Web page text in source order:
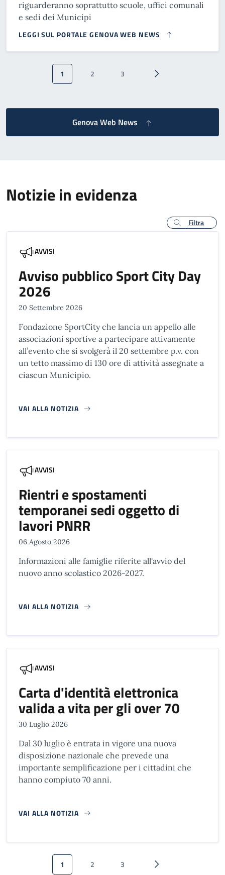
riguarderanno soprattutto scuole, uffici comunali
e sedi dei Municipi
LEGGI SUL PORTALE GENOVA WEB NEWS
Paginazione
Pagina attuale
1 Pagina
2 Pagina
3 Pagina successiva
Genova Web News
Notizie in evidenza
Filtra
AVVISI
Avviso pubblico Sport City Day
2026
20 Settembre 2026
Fondazione SportCity che lancia un appello alle
associazioni sportive a partecipare attivamente
all’evento che si svolgerà il 20 settembre p.v. con
un tetto massimo di 130 ore di attività assegnate a
ciascun Municipio.
VAI ALLA NOTIZIA
AVVISI
Rientri e spostamenti
temporanei sedi oggetto di
lavori PNRR
06 Agosto 2026
Informazioni alle famiglie riferite all'avvio del
nuovo anno scolastico 2026-2027.
VAI ALLA NOTIZIA
AVVISI
Carta d'identità elettronica
valida a vita per gli over 70
30 Luglio 2026
Dal 30 luglio è entrata in vigore una nuova
disposizione nazionale che prevede una
importante semplificazione per i cittadini che
hanno compiuto 70 anni.
VAI ALLA NOTIZIA
Paginazione
Pagina attuale
1 Pagina
2 Pagina
3 Pagina successiva